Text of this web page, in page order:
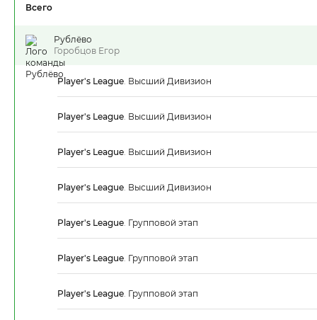
Всего
Рублёво
Горобцов Егор
Player's League. Высший Дивизион
Player's League. Высший Дивизион
Player's League. Высший Дивизион
Player's League. Высший Дивизион
Player's League. Групповой этап
Player's League. Групповой этап
Player's League. Групповой этап